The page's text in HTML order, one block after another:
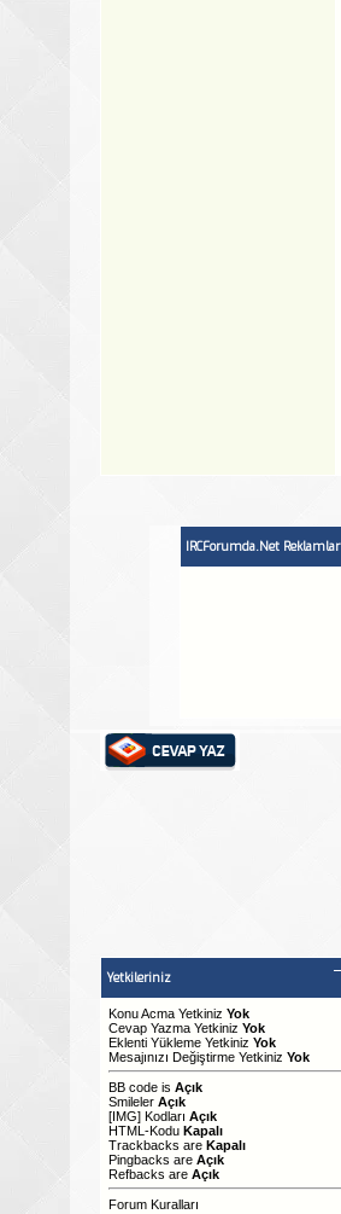
IRCForumda.Net Reklamlar
Yetkileriniz
Konu Acma Yetkiniz Yok
Cevap Yazma Yetkiniz Yok
Eklenti Yükleme Yetkiniz Yok
Mesajınızı Değiştirme Yetkiniz Yok
BB code is Açık
Smileler Açık
[IMG] Kodları Açık
HTML-Kodu Kapalı
Trackbacks are Kapalı
Pingbacks are Açık
Refbacks are Açık
Forum Kuralları